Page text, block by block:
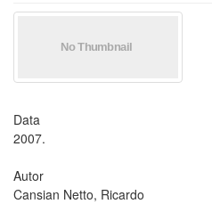
Data
2007.
Autor
Cansian Netto, Ricardo